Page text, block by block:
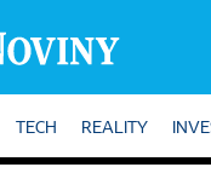
TECH REALITY